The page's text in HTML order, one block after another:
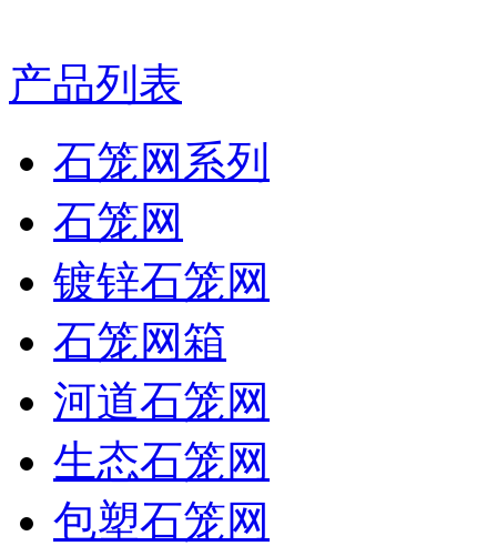
产品列表
石笼网系列
石笼网
镀锌石笼网
石笼网箱
河道石笼网
生态石笼网
包塑石笼网